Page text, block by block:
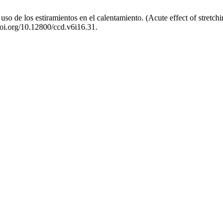
de los estiramientos en el calentamiento. (Acute effect of
10.12800/ccd.v6i16.31.